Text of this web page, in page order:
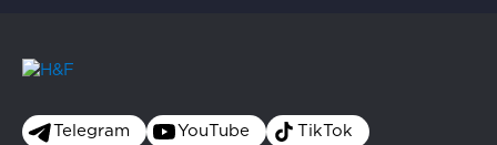
Telegram YouTube TikTok